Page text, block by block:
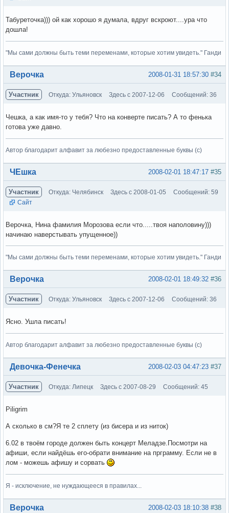
Табуреточка))) ой как хорошо я думала, вдруг вскроют....ура что
дошла!
"Мы сами должны быть теми переменами, которые хотим увидеть." Ганди
Вне форума #34
2008-01-31 18:57:30
Верочка
Участник Откуда: Ульяновск Здесь с 2007-12-06 Сообщений: 36
Чешка, а как имя-то у тебя? Что на конверте писать? А то фенька
готова уже давно.
Автор благодарит алфавит за любезно предоставленные буквы (с)
Вне форума #35
2008-02-01 18:47:17
ЧЕшка
Участник Откуда: Челябинск Здесь с 2008-01-05
Сообщений: 59
Сайт
Верочка, Нина фамилия Морозова если что.....твоя наполовину)))
начинаю наверстывать упущенное))
"Мы сами должны быть теми переменами, которые хотим увидеть." Ганди
Вне форума #36
2008-02-01 18:49:32
Верочка
Участник Откуда: Ульяновск Здесь с 2007-12-06 Сообщений: 36
Ясно. Ушла писать!
Автор благодарит алфавит за любезно предоставленные буквы (с)
Вне форума #37
2008-02-03 04:47:23
Девочка-Фенечка
Участник Откуда: Липецк Здесь с 2007-08-29 Сообщений: 45
Piligrim
А сколько в см?Я те 2 сплету (из бисера и из ниток)
6.02 в твоём городе должен быть концерт Меладзе.Посмотри на
афиши, если найдёшь его-обрати внимание на прграмму. Если не в
лом - можешь афишу и сорвать
Я - исключение, не нуждающееся в правилах...
Вне форума #38
2008-02-03 18:10:38
Верочка